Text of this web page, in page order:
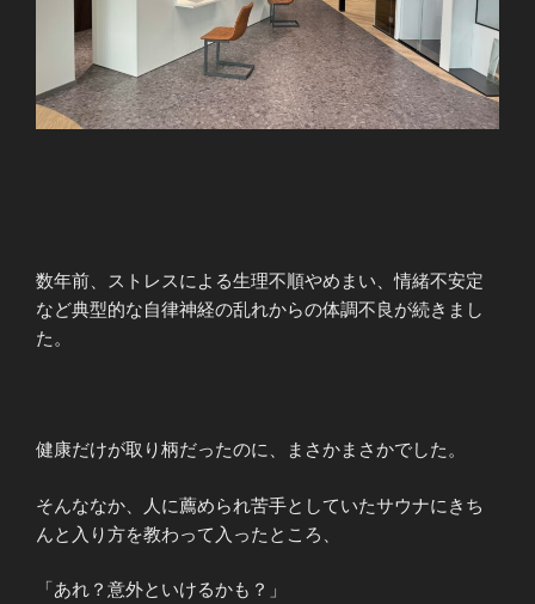
数年前、ストレスによる生理不順やめまい、情緒不安定
など典型的な自律神経の乱れからの体調不良が続きまし
た。
健康だけが取り柄だったのに、まさかまさかでした。
そんななか、人に薦められ苦手としていたサウナにきち
んと入り方を教わって入ったところ、
「あれ？意外といけるかも？」